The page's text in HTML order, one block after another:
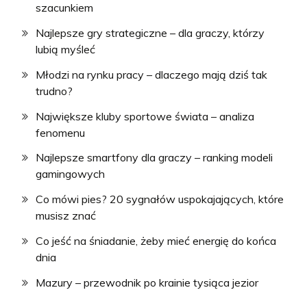
szacunkiem
Najlepsze gry strategiczne – dla graczy, którzy
lubią myśleć
Młodzi na rynku pracy – dlaczego mają dziś tak
trudno?
Największe kluby sportowe świata – analiza
fenomenu
Najlepsze smartfony dla graczy – ranking modeli
gamingowych
Co mówi pies? 20 sygnałów uspokajających, które
musisz znać
Co jeść na śniadanie, żeby mieć energię do końca
dnia
Mazury – przewodnik po krainie tysiąca jezior